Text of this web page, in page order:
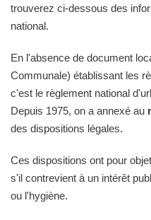
trouverez ci-dessous des
national.
En l'absence de document
Communale) établissant les
c'est le règlement national
Depuis 1975, on a annexé au
des dispositions légales.
Ces dispositions ont pour
s'il contrevient à un intérêt
ou l'hygiène.